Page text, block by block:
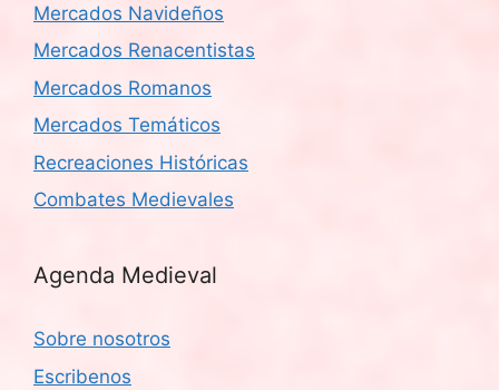
Mercados Navideños
Mercados Renacentistas
Mercados Romanos
Mercados Temáticos
Recreaciones Históricas
Combates Medievales
Agenda Medieval
Sobre nosotros
Escribenos